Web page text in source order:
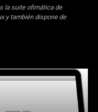
la suite ofimática de
y también dispone de